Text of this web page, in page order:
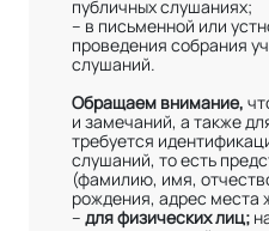
публичных слушаниях;
– в письменной или
проведения собрания
слушаний.
Обращаем внимание,
и замечаний, а также
требуется
слушаний, то есть
(фамилию, имя,
рождения, адрес места
– для физических лиц;